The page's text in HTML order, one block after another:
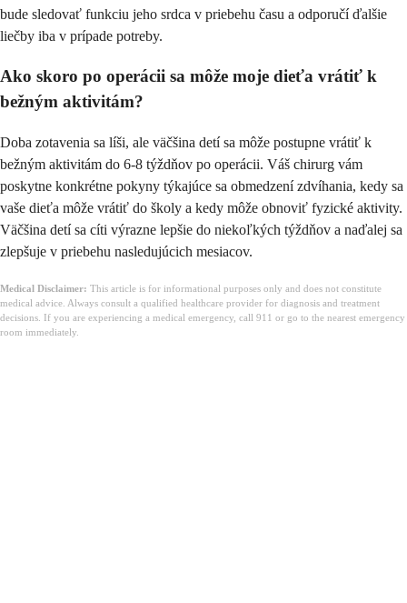
bude sledovať funkciu jeho srdca v priebehu času a odporučí ďalšie
liečby iba v prípade potreby.
Ako skoro po operácii sa môže moje dieťa vrátiť k
bežným aktivitám?
Doba zotavenia sa líši, ale väčšina detí sa môže postupne vrátiť k
bežným aktivitám do 6-8 týždňov po operácii. Váš chirurg vám
poskytne konkrétne pokyny týkajúce sa obmedzení zdvíhania, kedy sa
vaše dieťa môže vrátiť do školy a kedy môže obnoviť fyzické aktivity.
Väčšina detí sa cíti výrazne lepšie do niekoľkých týždňov a naďalej sa
zlepšuje v priebehu nasledujúcich mesiacov.
Medical Disclaimer: This article is for informational purposes only and does not constitute
medical advice. Always consult a qualified healthcare provider for diagnosis and treatment
decisions. If you are experiencing a medical emergency, call 911 or go to the nearest emergency
room immediately.